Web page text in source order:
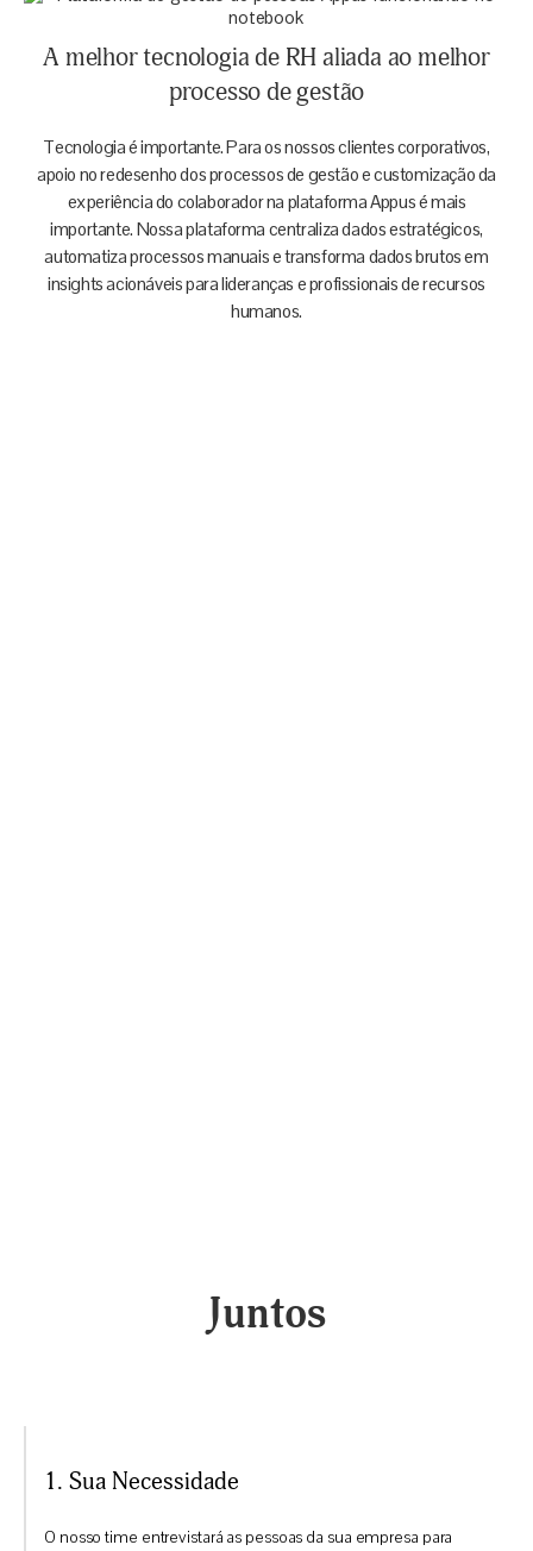
A melhor tecnologia de RH aliada ao melhor
processo de gestão
Tecnologia é importante. Para os nossos clientes corporativos,
apoio no redesenho dos processos de gestão e customização da
experiência do colaborador na plataforma Appus é mais
importante. Nossa plataforma centraliza dados estratégicos,
automatiza processos manuais e transforma dados brutos em
insights acionáveis para lideranças e profissionais de recursos
humanos.
Juntos
1. Sua Necessidade
O nosso time entrevistará as pessoas da sua empresa para